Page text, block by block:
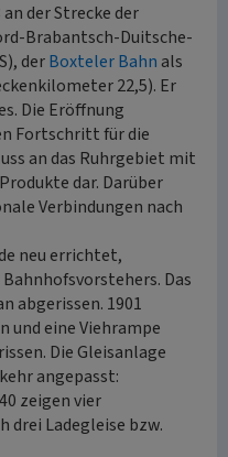
der Strecke der
Brabantsch-Duitsche-
derBoxteler Bahn als
22,5). Er
Die Eröffnung
Fortschritt für die
an das Ruhrgebiet mit
dar. Darüber
Verbindungen nach
neu errichtet,
Das
abgerissen. 1901
und eine Viehrampe
Die Gleisanlage
angepasst:
zeigen vier
drei Ladegleise bzw.